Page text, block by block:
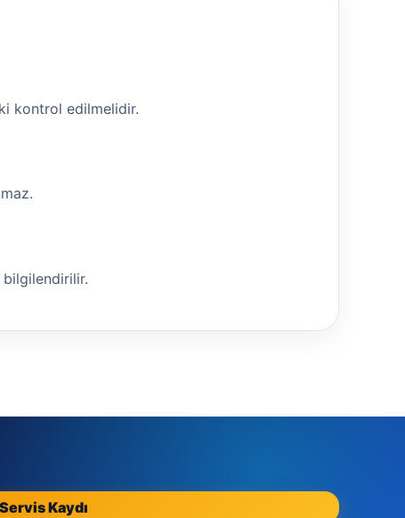
kontrol edilmelidir.
bilgilendirilir.
Servis Kaydı